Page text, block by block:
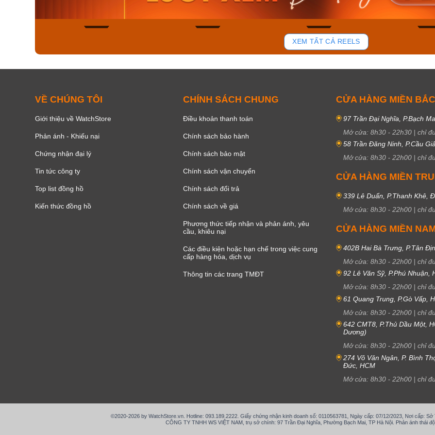
Mua ngay
43
Mua
XEM TẤT CẢ REELS
VỀ CHÚNG TÔI
Giới thiệu về WatchStore
Phản ánh - Khiếu nại
Chứng nhận đại lý
Tin tức công ty
Top list đồng hồ
Kiến thức đồng hồ
CHÍNH SÁCH CHUNG
Điều khoản thanh toán
Chính sách bảo hành
Chính sách bảo mật
Chính sách vận chuyển
Chính sách đổi trả
Chính sách về giá
Phương thức tiếp nhận và phản ánh, yêu
cầu, khiêu nại
Các điều kiện hoặc hạn chế trong việc cung
cấp hàng hóa, dịch vụ
Thông tin các trang TMĐT
CỬA HÀNG MIỀN BẮC
97 Trần Đại Nghĩa, P.Bạch
Mở cửa: 8h30 - 22h30 | chỉ
58 Trần Đăng Ninh, P.Cầu
Mở cửa: 8h30 - 22h00 | chỉ
CỬA HÀNG MIỀN
339 Lê Duẩn, P.Thanh Khê,
Mở cửa: 8h30 - 22h00 | chỉ
CỬA HÀNG MIỀN
402B Hai Bà Trưng, P.Tân
Mở cửa: 8h30 - 22h00 | chỉ
92 Lê Văn Sỹ, P.Phú Nhuận,
Mở cửa: 8h30 - 22h00 | chỉ
61 Quang Trung, P.Gò Vấp,
Mở cửa: 8h30 - 22h00 | chỉ
642 CMT8, P.Thủ Dầu Một,
Dương)
Mở cửa: 8h30 - 22h00 | chỉ
274 Võ Văn Ngân, P. Bình
Đức, HCM
Mở cửa: 8h30 - 22h00 | chỉ
©2020-2026 by WatchStore.vn. Hotline: 093.189.2222. Giấy chứng nhận kinh doanh số: 0110563781, Ngày cấp: 07/12/2023, Nơi cấp:
CÔNG TY TNHH WS VIỆT NAM, trụ sở chính: 97 Trần Đại Nghĩa, Phường Bạch Mai, TP Hà Nội. Phản ánh thái